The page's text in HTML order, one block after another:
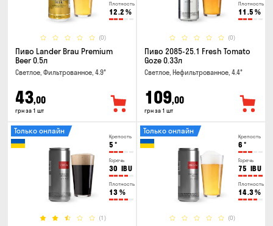
Плотность
12.2 %
(0)
Пиво Lander Brau Premium
Beer 0.5л
Светлое, Фильтрованное, 4.9°
43,00
грн за 1 шт
Плотность
11.5 %
(0)
Пиво 2085-25.1 Fresh Tomato
Goze 0.33л
Светлое, Нефильтрованное, 4.4°
109,00
грн за 1 шт
Крепость
5 °
Горечь
30 IBU
Плотность
13 %
(1)
Только онлайн
Крепость
6 °
Горечь
75 IBU
Плотность
14.3%
(0)
Только онлайн